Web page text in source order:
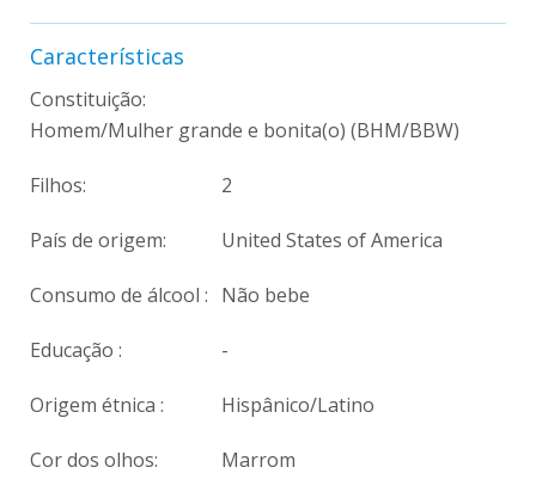
Características
Constituição:
Homem/Mulher grande e bonita(o) (BHM/BBW)
Filhos: 2
País de origem: United States of America
Consumo de álcool : Não bebe
Educação : -
Origem étnica : Hispânico/Latino
Cor dos olhos: Marrom